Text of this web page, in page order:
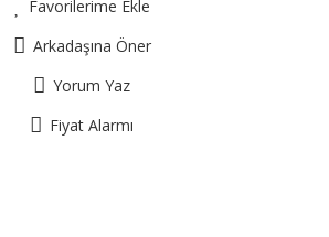
Favorilerime Ekle
Arkadaşına Öner
Yorum Yaz
Fiyat Alarmı